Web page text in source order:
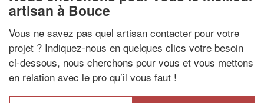
artisan à Bouce
Vous ne savez pas quel artisan contacter pour votre
projet ? Indiquez-nous en quelques clics votre besoin
ci-dessous, nous cherchons pour vous et vous mettons
en relation avec le pro qu’il vous faut !